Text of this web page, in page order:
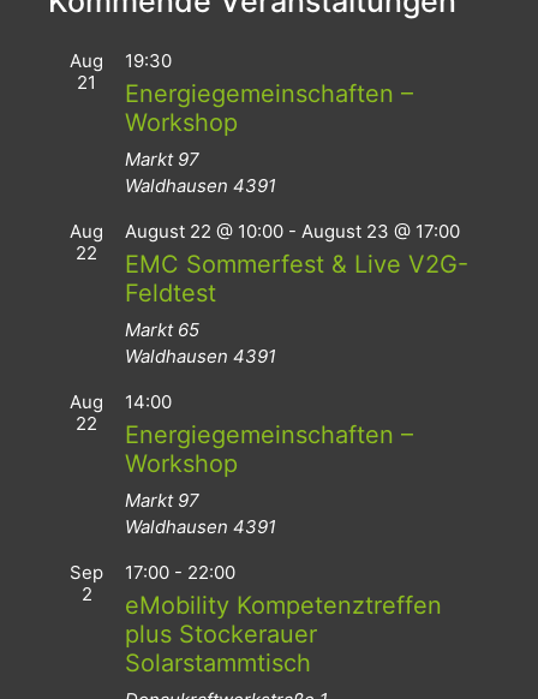
Aug
21
19:30
Energiegemeinschaften –
Workshop
Markt 97
Waldhausen 4391
Aug
22
August 22 @ 10:00 - August 23 @ 17:00
EMC Sommerfest & Live V2G-
Feldtest
Markt 65
Waldhausen 4391
Aug
22
14:00
Energiegemeinschaften –
Workshop
Markt 97
Waldhausen 4391
Sep
2
17:00 - 22:00
eMobility Kompetenztreffen
plus Stockerauer
Solarstammtisch